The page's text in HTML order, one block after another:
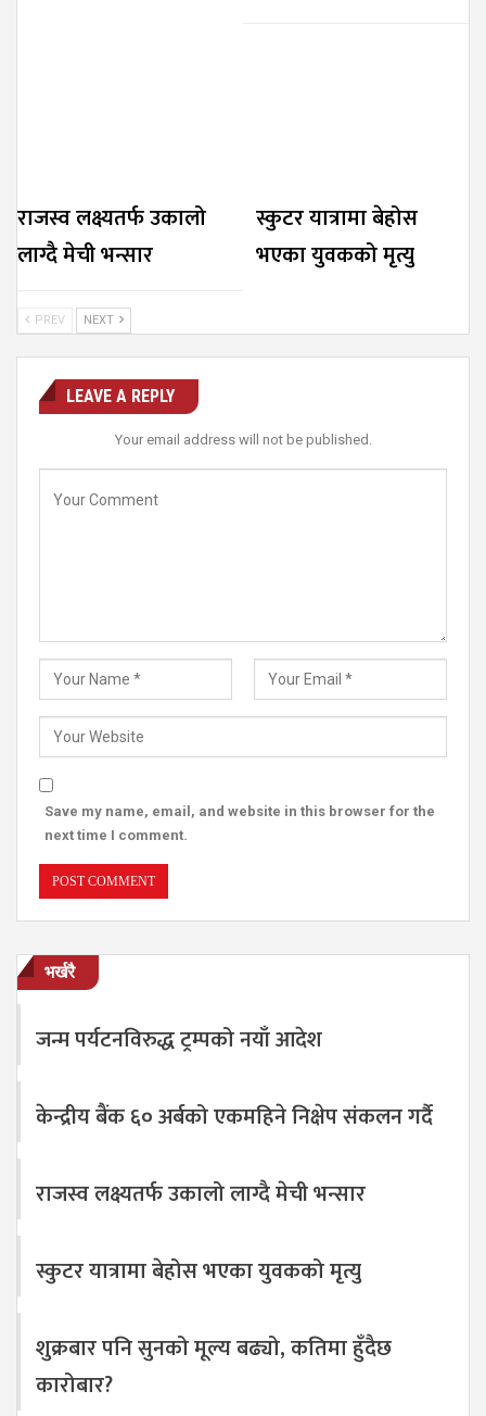
राजस्व लक्ष्यतर्फ उकालो
लाग्दै मेची भन्सार
स्कुटर यात्रामा बेहोस
भएका युवकको मृत्यु
PREV NEXT
LEAVE A REPLY
Your email address will not be published.
Save my name, email, and website in this browser for the
next time I comment.
भर्खरै
जन्म पर्यटनविरुद्ध ट्रम्पको नयाँ आदेश
केन्द्रीय बैंक ६० अर्बको एकमहिने निक्षेप संकलन गर्दै
राजस्व लक्ष्यतर्फ उकालो लाग्दै मेची भन्सार
स्कुटर यात्रामा बेहोस भएका युवकको मृत्यु
शुक्रबार पनि सुनको मूल्य बढ्यो, कतिमा हुँदैछ
कारोबार?